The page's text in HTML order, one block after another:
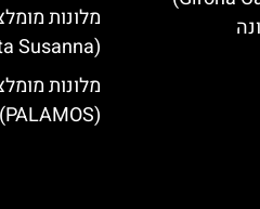
מלונות
(Santa Susanna)
מלונות
(PALAMOS)